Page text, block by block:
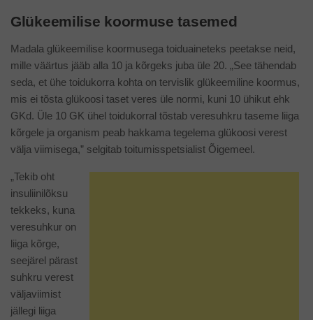
Glükeemilise koormuse tasemed
Madala glükeemilise koormusega toiduaineteks peetakse neid,
mille väärtus jääb alla 10 ja kõrgeks juba üle 20. „See tähendab
seda, et ühe toidukorra kohta on tervislik glükeemiline koormus,
mis ei tõsta glükoosi taset veres üle normi, kuni 10 ühikut ehk
GKd. Üle 10 GK ühel toidukorral tõstab veresuhkru taseme liiga
kõrgele ja organism peab hakkama tegelema glükoosi verest
välja viimisega,” selgitab toitumisspetsialist Õigemeel.
„Tekib oht
insuliinilõksu
tekkeks, kuna
veresuhkur on
liiga kõrge,
seejärel pärast
suhkru verest
väljaviimist
jällegi liiga